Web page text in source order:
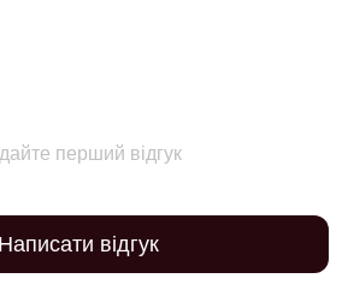
перший відгук
Написати відгук